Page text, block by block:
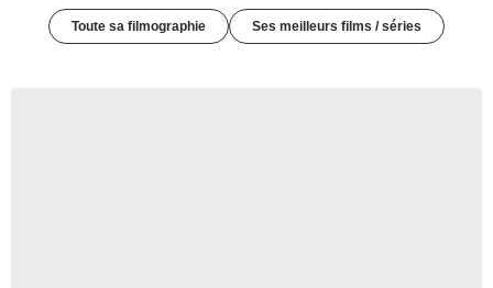
Toute sa filmographie Ses meilleurs films / séries